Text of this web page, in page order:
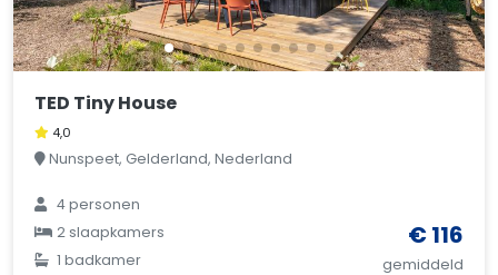
TED Tiny House
4,0
Nunspeet, Gelderland, Nederland
4 personen
2 slaapkamers
1 badkamer
€ 116
gemiddeld